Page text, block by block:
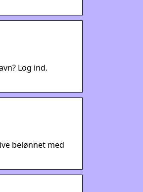
Log ind.
belønnet med